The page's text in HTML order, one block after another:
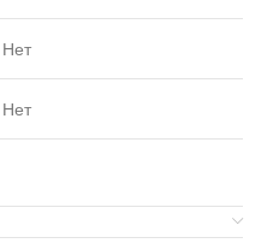
Нет
Нет